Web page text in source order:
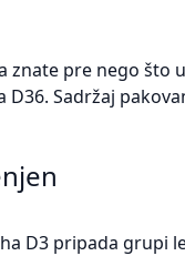
znate pre nego što
D36. Sadržaj
D3 pripada grupi